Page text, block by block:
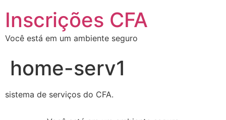
Inscrições CFA
Você está em um ambiente seguro
home-serv1
sistema de serviços do CFA.